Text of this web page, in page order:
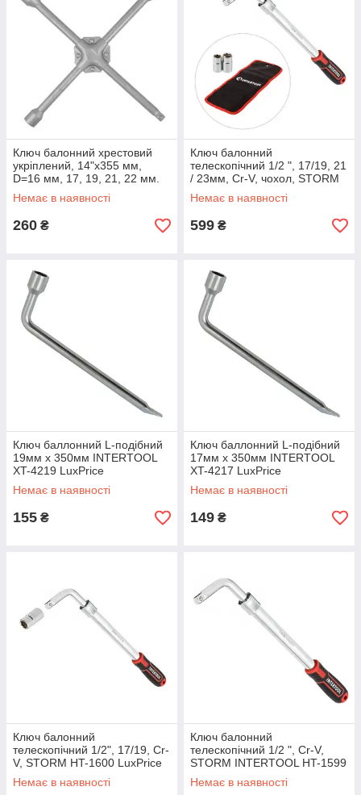
Ключ балонний хрестовий
укріплений, 14"x355 мм,
D=16 мм, 17, 19, 21, 22 мм.
INTERTOOL HT-1602
LuxPrice
Немає в наявності
260 ₴
Ключ балонний
телескопічний 1/2 ", 17/19, 21
/ 23мм, Cr-V, чохол, STORM
INTERTOOL HT-1601
LuxPrice
Немає в наявності
599 ₴
Ключ баллонний L-подібний
19мм x 350мм INTERTOOL
XT-4219 LuxPrice
Немає в наявності
155 ₴
Ключ баллонний L-подібний
17мм x 350мм INTERTOOL
XT-4217 LuxPrice
Немає в наявності
149 ₴
Ключ балонний
телескопічний 1/2", 17/19, Cr-
V, STORM HT-1600 LuxPrice
Немає в наявності
Ключ балонний
телескопічний 1/2 ", Cr-V,
STORM INTERTOOL HT-1599
LuxPrice
Немає в наявності